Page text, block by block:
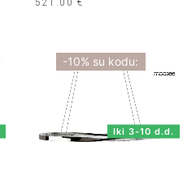
521.00 €
-10% su kodu:
Iki 3-10 d.d.